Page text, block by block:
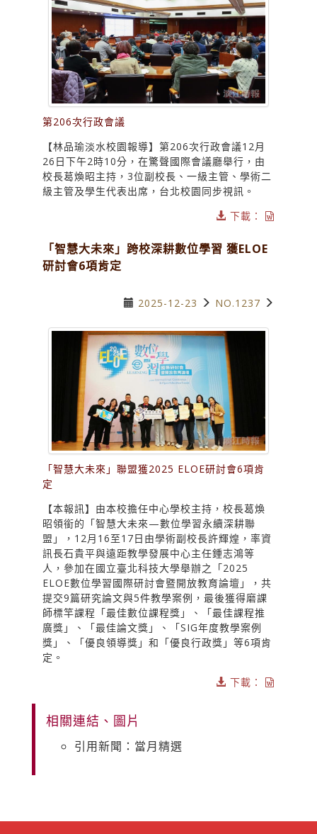
第206次行政會議
【林品瑜淡水校園報導】第206次行政會議12月
26日下午2時10分，在驚聲國際會議廳舉行，由
校長葛煥昭主持，3位副校長、一級主管、學術二
級主管及學生代表出席，台北校園同步視訊。
下載：
「智慧大未來」跨校深耕數位學習 獲ELOE
研討會6項肯定
2025-12-23 NO.1237
「智慧大未來」聯盟獲2025 ELOE研討會6項肯
定
【本報訊】由本校擔任中心學校主持，校長葛煥
昭領銜的「智慧大未來—數位學習永續深耕聯
盟」，12月16至17日由學術副校長許輝煌，率資
訊長石貴平與遠距教學發展中心主任鍾志鴻等
人，參加在國立臺北科技大學舉辦之「2025
ELOE數位學習國際研討會暨開放教育論壇」，共
提交9篇研究論文與5件教學案例，最後獲得磨課
師標竿課程「最佳數位課程獎」、「最佳課程推
廣獎」、「最佳論文獎」、「SIG年度教學案例
獎」、「優良領導獎」和「優良行政獎」等6項肯
定。
下載：
相關連結、圖片
引用新聞：當月精選